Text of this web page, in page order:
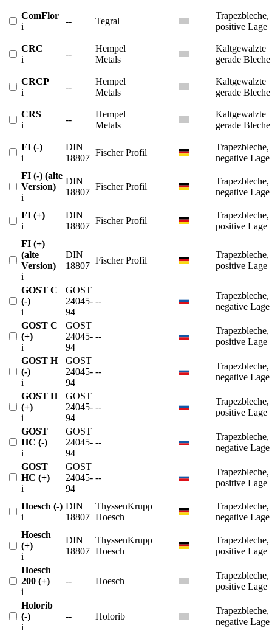
ComFlor
i
-- Tegral
Trapezbleche,
positive Lage
CRC
i
--
Hempel
Metals
Kaltgewalzte
gerade Bleche
CRCP
i
--
Hempel
Metals
Kaltgewalzte
gerade Bleche
CRS
i
--
Hempel
Metals
Kaltgewalzte
gerade Bleche
FI (-)
i
DIN
18807
Fischer Profil
Trapezbleche,
negative Lage
FI (-) (alte
Version)
i
DIN
18807
Fischer Profil
Trapezbleche,
negative Lage
FI (+)
i
DIN
18807
Fischer Profil
Trapezbleche,
positive Lage
FI (+)
(alte
Version)
i
DIN
18807
Fischer Profil
Trapezbleche,
positive Lage
GOST C
(-)
i
GOST
24045-
94
--
Trapezbleche,
negative Lage
GOST C
(+)
i
GOST
24045-
94
--
Trapezbleche,
positive Lage
GOST H
(-)
i
GOST
24045-
94
--
Trapezbleche,
negative Lage
GOST H
(+)
i
GOST
24045-
94
--
Trapezbleche,
positive Lage
GOST
HC (-)
i
GOST
24045-
94
--
Trapezbleche,
negative Lage
GOST
HC (+)
i
GOST
24045-
94
--
Trapezbleche,
positive Lage
Hoesch (-)
i
DIN
18807
ThyssenKrupp
Hoesch
Trapezbleche,
negative Lage
Hoesch
(+)
i
DIN
18807
ThyssenKrupp
Hoesch
Trapezbleche,
positive Lage
Hoesch
200 (+)
i
-- Hoesch
Trapezbleche,
positive Lage
Holorib
(-)
i
-- Holorib
Trapezbleche,
negative Lage